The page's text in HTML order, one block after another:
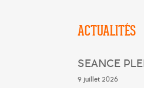
ACTUALITÉS
SEANCE
9 juillet 2026